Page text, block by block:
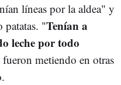
líneas por la aldea" y
patatas. "Tenían a
leche por todo
metiendo en otras